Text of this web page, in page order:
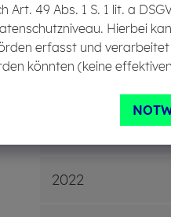
Art. 49 Abs. 1 S. 1 lit. a
Hierbei
erfasst und
könnten (keine
2019
2022